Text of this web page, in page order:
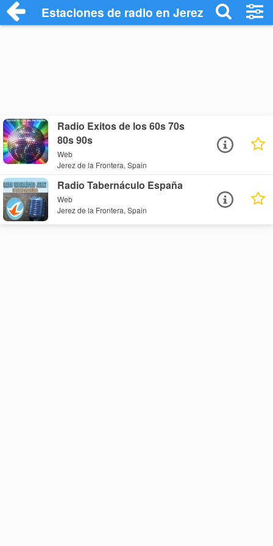
Estaciones de radio en Jerez de la
Radio Exitos de los 60s 70s
80s 90s
Web
Jerez de la Frontera, Spain
Radio Tabernáculo España
Web
Jerez de la Frontera, Spain